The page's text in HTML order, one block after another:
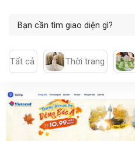
Tìm
kiếm:
Tất cả Thời trang